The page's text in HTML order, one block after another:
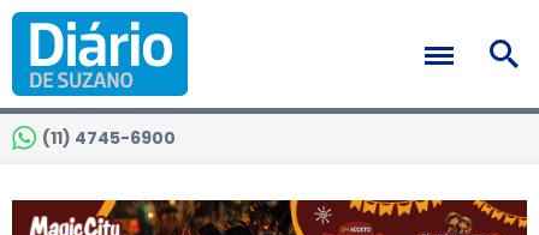
(11) 4745-6900